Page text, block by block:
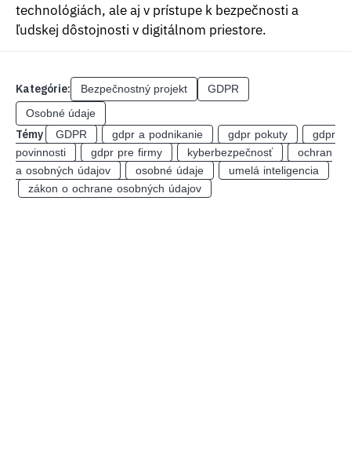
technológiách, ale aj v prístupe k bezpečnosti a
ľudskej dôstojnosti v digitálnom priestore.
Kategórie: Bezpečnostný projekt
GDPR
Osobné údaje
Témy GDPR gdpr a podnikanie gdpr pokuty
gdpr
povinnosti
gdpr pre firmy kyberbezpečnosť
ochran
a osobných údajov
osobné údaje
umelá inteligencia
zákon o ochrane osobných údajov